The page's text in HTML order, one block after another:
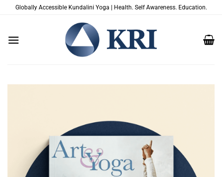
PasserGlobally Accessible Kundalini Yoga | Health. Self Awareness. Education.